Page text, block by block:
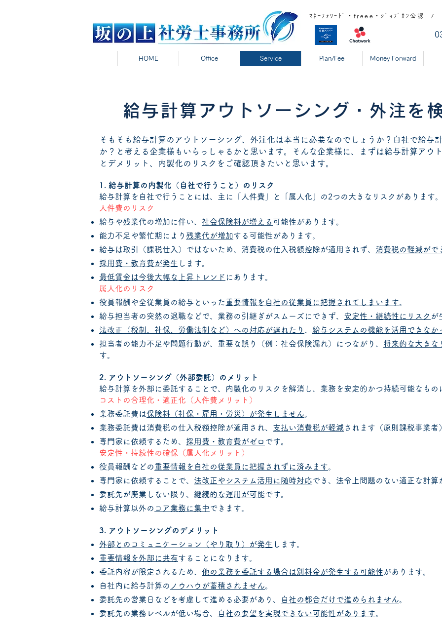
ﾏﾈｰﾌｫﾜｰﾄﾞ・freee・ｼﾞｮﾌﾞｶﾝ公認 /
HOME Office Service Plan/Fee Money Forward
給与計算アウトソーシング・外注を
そもそも給与計算のアウトソーシング、外注化は本当に必要なのでしょうか？自社で給与
か？と考える企業様もいらっしゃるかと思います。そんな企業様に、まずは給与計算アウ
とデメリット、内製化のリスクをご確認頂きたいと思います。
1. 給与計算の内製化（自社で行うこと）のリスク
給与計算を自社で行うことには、主に「人件費」と「属人化」の2つの大きなリスクがあります。
人件費のリスク
給与や残業代の増加に伴い、 社会保険料が増える 可能性があります。
能力不足や繁忙期により 残業代が増加する可能性があります。
給与は取引（課税仕入）ではないため、消費税の仕入税額控除が適用されず、 消費税の軽減がで
採用費・教育費が発生 します。
​最低賃金は今後大幅な上昇トレンド にあります。
属人化のリスク
役員報酬や全従業員の給与といった 重要情報を自社の従業員に把握されてしまいます
給与担当者の突然の退職などで、業務の引継ぎがスムーズにできず、 安定性・継続性にリスク が
法改正（税制、社保、労働法制など）への対応が遅れたり
給与システムの機能を活用できなか
担当者の能力不足や問題行動が、重要な誤り（例：社会保険漏れ）につながり、 将来的な大きな
す。
2. アウトソーシング（外部委託）のメリット
給与計算を外部に委託することで、内製化のリスクを解消し、業務を安定的かつ持続可能なもの
コストの合理化・適正化（人件費メリット）
業務委託費は保険料（社保・雇用・労災）が発生しません
業務委託費は消費税の仕入税額控除が適用され、 支払い消費税が軽減 されます（原則課税事業者
専門家に依頼するため、 採用費・教育費がゼロ です。
安定性・持続性の確保（属人化メリット）
役員報酬などの 重要情報を自社の従業員に把握されずに済みます
専門家に依頼することで、 法改正やシステム活用に随時対応でき、法令上問題のない適正な計算
委託先が廃業しない限り、 継続的な運用が可能です。
給与計算以外の コア業務に集中 できます。
3. アウトソーシングのデメリット
外部とのコミュニケーション（やり取り）が発生 します。
重要情報を外部に共有することになります。
委託内容が限定されるため、 他の業務を委託する場合は別料金が発生する可能性があります。
自社内に給与計算の ノウハウが蓄積されません
委託先の営業日などを考慮して進める必要があり、
自社の都合だけで進められません
委託先の業務レベルが低い場合、
自社の要望を実現できない可能性があります